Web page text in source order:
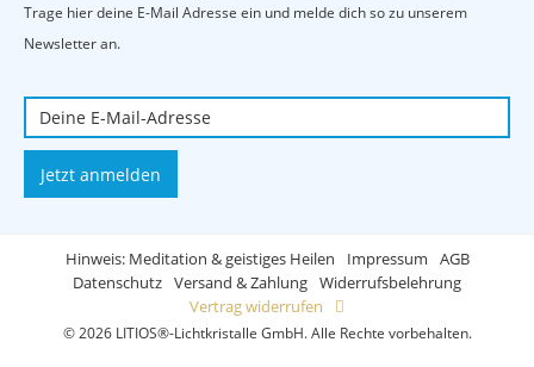
Trage hier deine E-Mail Adresse ein und melde dich so zu unserem
Newsletter an.
Jetzt anmelden
Hinweis: Meditation & geistiges Heilen Impressum
AGB
Datenschutz Versand & Zahlung Widerrufsbelehrung
Vertrag widerrufen
© 2026 LITIOS®-Lichtkristalle GmbH. Alle Rechte vorbehalten.